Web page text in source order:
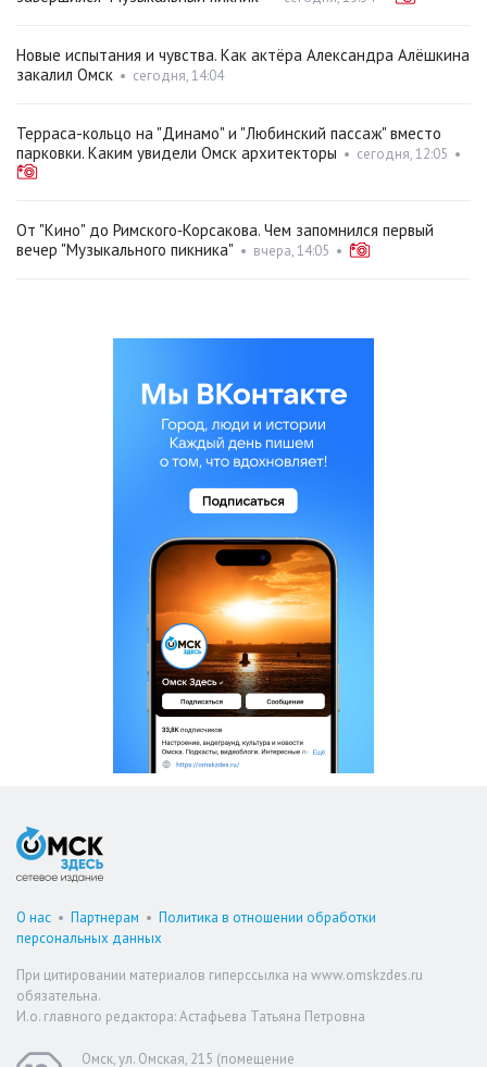
Новые испытания и чувства. Как актёра Александра Алёшкина
закалил Омск • сегодня, 14:04
Терраса-кольцо на "Динамо" и "Любинский пассаж" вместо
парковки. Каким увидели Омск архитекторы • сегодня, 12:05 •
От "Кино" до Римского‑Корсакова. Чем запомнился первый
вечер "Музыкального пикника" • вчера, 14:05 •
О нас • Партнерам • Политика в отношении обработки
персональных данных
При цитировании материалов гиперссылка на www.omskzdes.ru
обязательна.
И.о. главного редактора: Астафьева Татьяна Петровна
Омск, ул. Омская, 215 (помещение